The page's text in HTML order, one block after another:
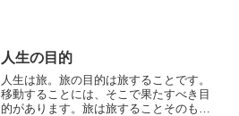
人生の目的
人生は旅。旅の目的は旅することです。
移動することには、そこで果たすべき目
的があります。旅は旅することそのもの